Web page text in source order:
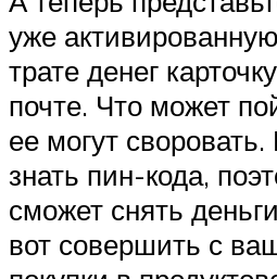
уже
трате денег
почте. Что может
ее могут
знать пин-кода,
сможет снять
вот совершить с